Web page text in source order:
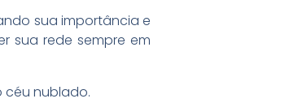
sua importância e
sua rede sempre em